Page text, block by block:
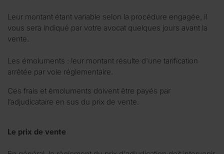
Leur montant étant variable selon la procédure engagée, il
vous sera indiqué par votre avocat quelques jours avant la
vente.
Les émoluments : leur montant résulte d'une tarification
arrêtée par voie réglementaire.
Ces frais et émoluments doivent être payés par
l’adjudicataire en sus du prix de vente.
Le prix de vente